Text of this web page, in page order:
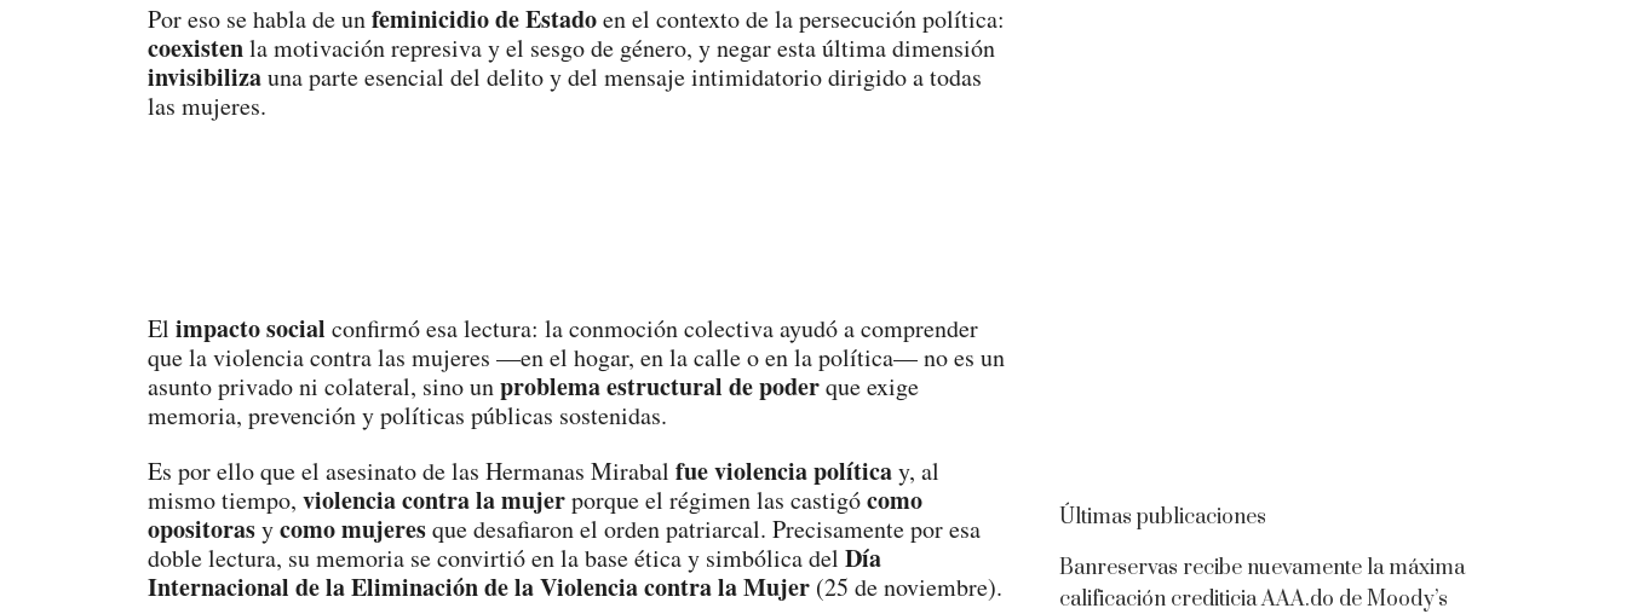
Por eso se habla de unfeminicidio de Estadoen el contexto de la persecución política:
coexistenla motivación represiva y el sesgo de género, y negar esta última dimensión
invisibilizauna parte esencial del delito y del mensaje intimidatorio dirigido a todas
las mujeres.
El impacto social confirmó esa lectura: la conmoción colectiva ayudó a comprender
que la violencia contra las mujeres —en el hogar, en la calle o en la política— no es un
asunto privado ni colateral, sino unproblema estructural de poderque exige
memoria, prevención y políticas públicas sostenidas.
Es por ello que el asesinato de las Hermanas Mirabal fue violencia políticay, al
mismo tiempo, violencia contra la mujerporque el régimen las castigócomo
opositorasycomo mujeresque desafiaron el orden patriarcal. Precisamente por esa
doble lectura, su memoria se convirtió en la base ética y simbólica del Día
Internacional de la Eliminación de la Violencia contra la Mujer (25 de noviembre).
Últimas publicaciones
Banreservas recibe nuevamente la máxima
calificación crediticia AAA.do de Moody’s